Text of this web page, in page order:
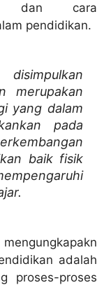
dan cara
pendidikan.
merupakan
yang dalam
pada
baik fisik
adalah
proses-proses